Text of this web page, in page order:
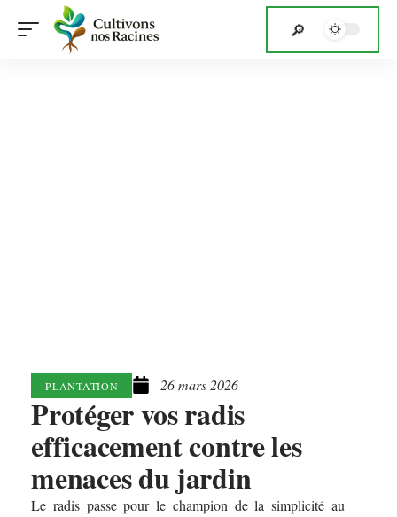
PLANTATION 26 mars 2026
Protéger vos radis
efficacement contre les
menaces du jardin
Le radis passe pour le champion de la simplicité au